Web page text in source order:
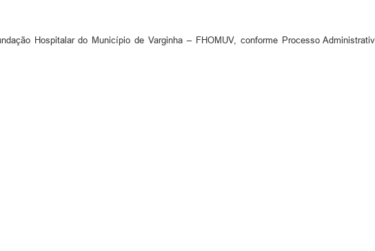
Hospitalar do Município de Varginha – FHOMUV, conforme Processo